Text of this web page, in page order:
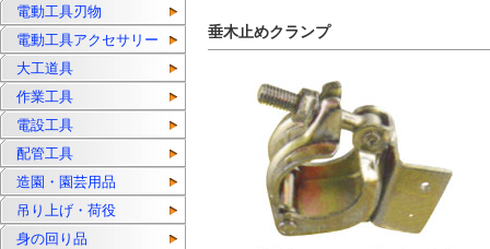
電動工具刃物
電動工具アクセサリー
大工道具
作業工具
電設工具
配管工具
造園・園芸用品
吊り上げ・荷役
身の回り品
垂木止めクランプ